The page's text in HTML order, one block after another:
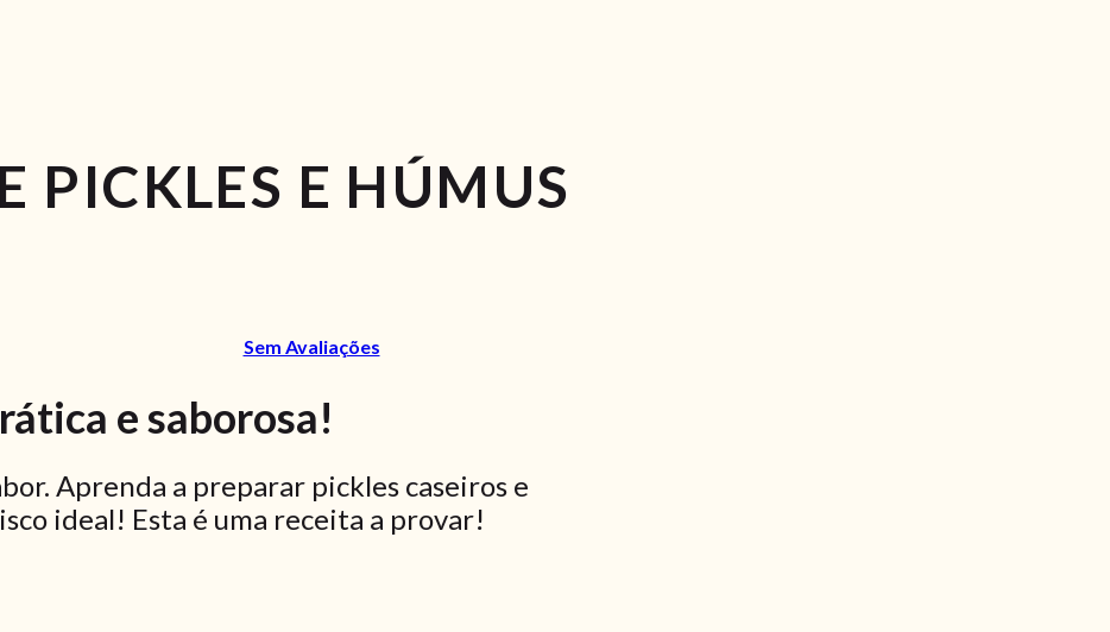
PICKLES E HÚMUS
Sem Avaliações
e saborosa!
Aprenda a preparar pickles caseiros e
ideal! Esta é uma receita a provar!